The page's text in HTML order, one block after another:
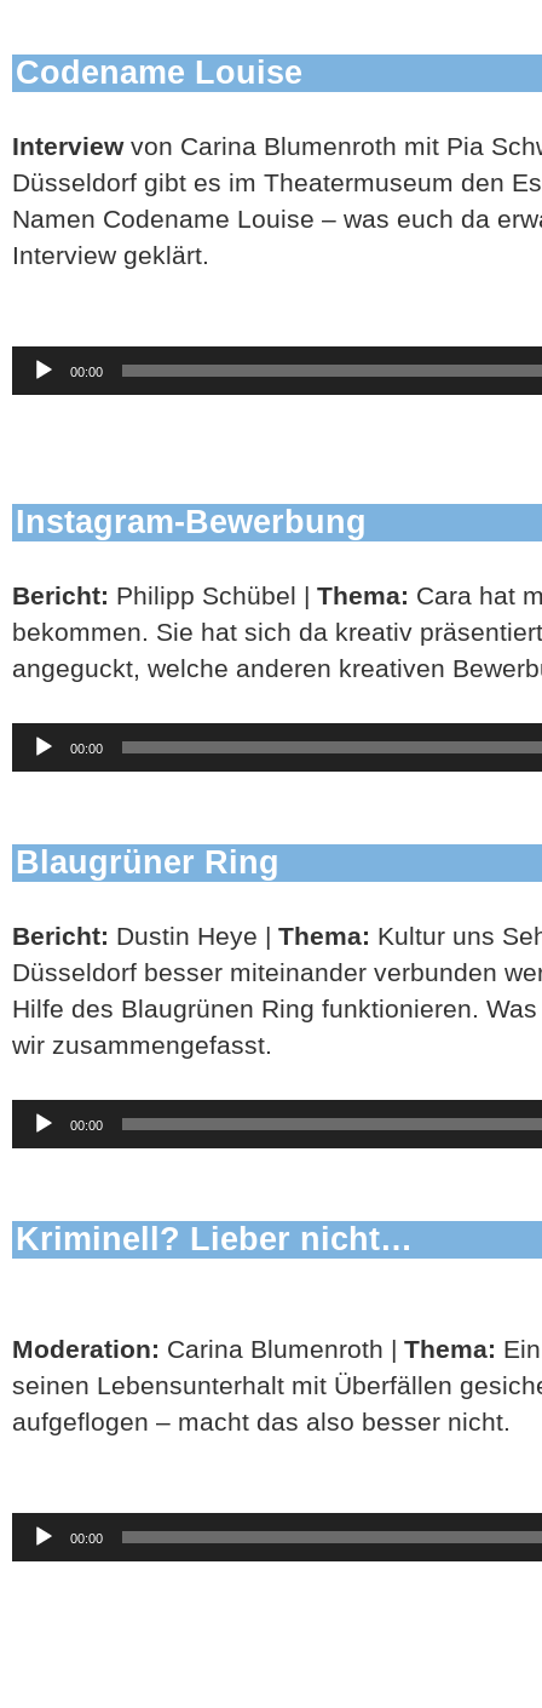
Codename Louise
Interview von Carina Blumenroth mit Pia
Düsseldorf gibt es im Theatermuseum den
Namen Codename Louise – was euch da
Interview geklärt.
Audio-
Player
00:00
Instagram-Bewerbung
Bericht: Philipp Schübel | Thema: Cara hat
bekommen. Sie hat sich da kreativ
angeguckt, welche anderen kreativen
Audio-
Player
00:00
Blaugrüner Ring
Bericht: Dustin Heye | Thema: Kultur uns
Düsseldorf besser miteinander verbunden
Hilfe des Blaugrünen Ring funktionieren.
wir zusammengefasst.
Audio-
Player
00:00
Kriminell? Lieber nicht…
Moderation: Carina Blumenroth | Thema:
seinen Lebensunterhalt mit Überfällen
aufgeflogen – macht das also besser nicht.
Audio-
Player
00:00